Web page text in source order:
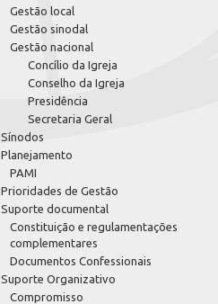
Gestão local
Gestão sinodal
Gestão nacional
Concílio da Igreja
Conselho da Igreja
Presidência
Secretaria Geral
Sínodos
Planejamento
PAMI
Prioridades de Gestão
Suporte documental
Constituição e regulamentações
complementares
Documentos Confessionais
Suporte Organizativo
Compromisso